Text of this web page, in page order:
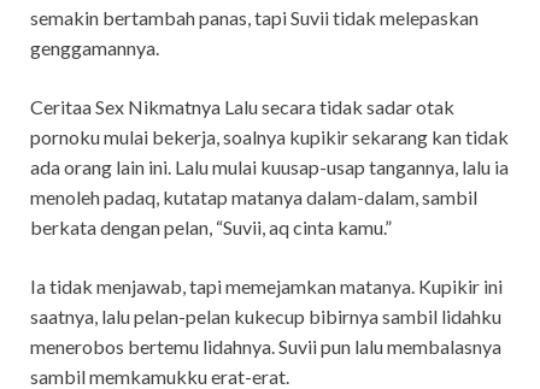
semakin bertambah panas, tapi Suvii tidak melepaskan
genggamannya.
Ceritaa Sex Nikmatnya Lalu secara tidak sadar otak
pornoku mulai bekerja, soalnya kupikir sekarang kan tidak
ada orang lain ini. Lalu mulai kuusap-usap tangannya, lalu ia
menoleh padaq, kutatap matanya dalam-dalam, sambil
berkata dengan pelan, “Suvii, aq cinta kamu.”
Ia tidak menjawab, tapi memejamkan matanya. Kupikir ini
saatnya, lalu pelan-pelan kukecup bibirnya sambil lidahku
menerobos bertemu lidahnya. Suvii pun lalu membalasnya
sambil memkamukku erat-erat.